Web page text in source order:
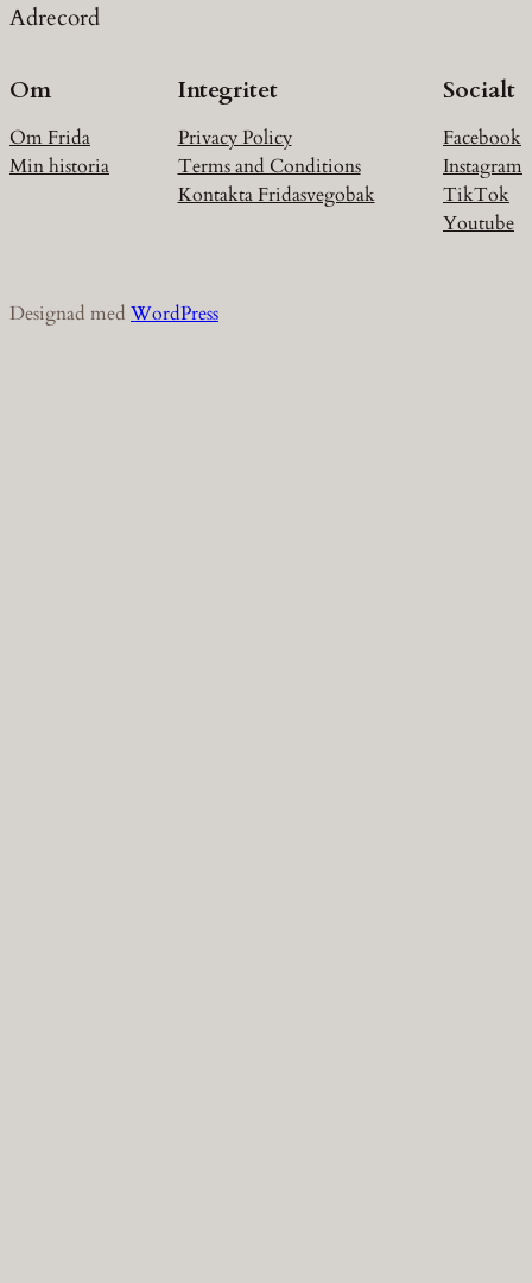
Adrecord
Om
Om Frida
Min historia
Integritet
Privacy Policy
Terms and Conditions
Kontakta Fridasvegobak
Socialt
Facebook
Instagram
TikTok
Youtube
Designad med WordPress